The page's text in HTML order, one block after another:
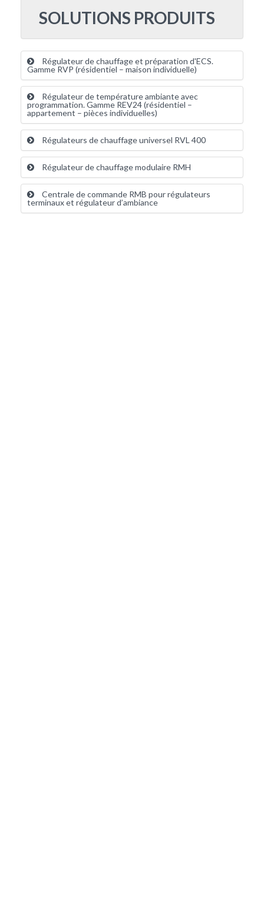
SOLUTIONS PRODUITS
Régulateur de chauffage et préparation d'ECS.
Gamme RVP (résidentiel – maison individuelle)
Régulateur de température ambiante avec
programmation. Gamme REV24 (résidentiel –
appartement – pièces individuelles)
Régulateurs de chauffage universel RVL 400
Régulateur de chauffage modulaire RMH
Centrale de commande RMB pour régulateurs
terminaux et régulateur d’ambiance